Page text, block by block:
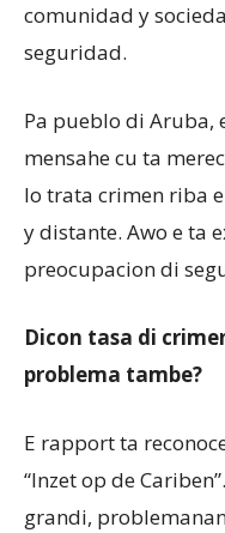
comunidad y
seguridad.
Pa pueblo di Aruba,
mensahe cu ta
lo trata crimen riba
y distante. Awo e ta
preocupacion di
Dicon tasa di
problema tambe?
E rapport ta
“Inzet op de
grandi,